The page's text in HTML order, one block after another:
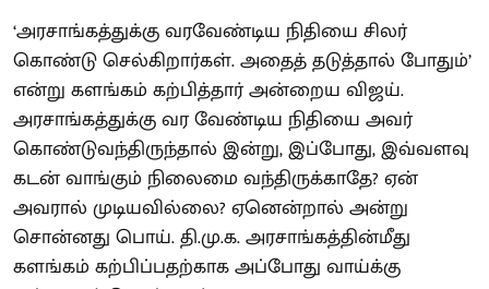
‘அரசாங்கத்துக்கு வரவேண்டிய நிதியை சிலர்
கொண்டு செல்கிறார்கள். அதைத் தடுத்தால் போதும்’
என்று களங்கம் கற்பித்தார் அன்றைய விஜய்.
அரசாங்கத்துக்கு வர வேண்டிய நிதியை அவர்
கொண்டுவந்திருந்தால் இன்று, இப்போது, இவ்வளவு
கடன் வாங்கும் நிலைமை வந்திருக்காதே? ஏன்
அவரால் முடியவில்லை? ஏனென்றால் அன்று
சொன்னது பொய். தி.மு.க. அரசாங்கத்தின்மீது
களங்கம் கற்பிப்பதற்காக அப்போது வாய்க்கு